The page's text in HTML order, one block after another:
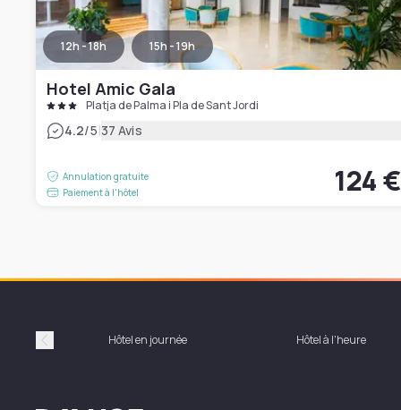
12h - 18h 15h - 19h
Hotel Amic Gala
Platja de Palma i Pla de Sant Jordi
4.2/5|37 Avis
Annulation gratuite
Paiement à l'hôtel
124 €
PrécédentHôtel en journée Hôtel à l'heure